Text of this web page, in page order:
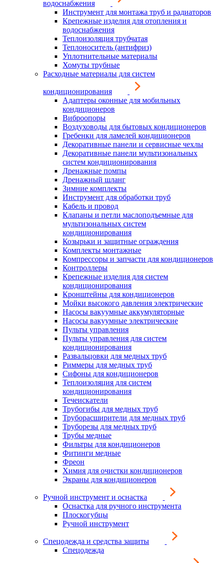
водоснабжения
Инструмент для монтажа труб и радиаторов
Крепежные изделия для отопления и
водоснабжения
Теплоизоляция трубчатая
Теплоноситель (антифриз)
Уплотнительные материалы
Хомуты трубные
Расходные материалы для систем
кондиционирования
Адаптеры оконные для мобильных
кондиционеров
Виброопоры
Воздуховоды для бытовых кондиционеров
Гребенки для ламелей кондиционеров
Декоративные панели и сервисные чехлы
Декоративные панели мультизональных
систем кондиционирования
Дренажные помпы
Дренажный шланг
Зимние комплекты
Инструмент для обработки труб
Кабель и провод
Клапаны и петли маслоподъемные для
мультизональных систем
кондиционирования
Козырьки и защитные ограждения
Комплекты монтажные
Компрессоры и запчасти для кондиционеров
Контроллеры
Крепежные изделия для систем
кондиционирования
Кронштейны для кондиционеров
Мойки высокого давления электрические
Насосы вакуумные аккумуляторные
Насосы вакуумные электрические
Пульты управления
Пульты управления для систем
кондиционирования
Развальцовки для медных труб
Риммеры для медных труб
Сифоны для кондиционеров
Теплоизоляция для систем
кондиционирования
Течеискатели
Трубогибы для медных труб
Труборасширители для медных труб
Труборезы для медных труб
Трубы медные
Фильтры для кондиционеров
Фитинги медные
Фреон
Химия для очистки кондиционеров
Экраны для кондиционеров
Ручной инструмент и оснастка
Оснастка для ручного инструмента
Плоскогубцы
Ручной инструмент
Спецодежда и средства защиты
Спецодежда